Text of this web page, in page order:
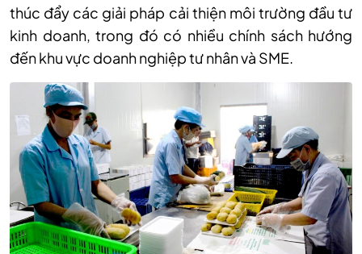
thúc đẩy các giải pháp cải thiện môi trường đầu tư
kinh doanh, trong đó có nhiều chính sách hướng
đến khu vực doanh nghiệp tư nhân và SME.